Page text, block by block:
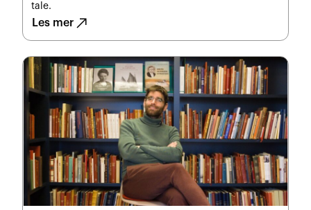
tale.
Les mer north_east